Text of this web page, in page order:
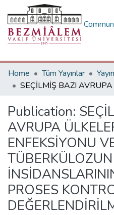
Home
Tüm Yayınlar
Publication:
AVRUPA
ENFEKSİYONU
TÜBERKÜLOZUN
PROSES